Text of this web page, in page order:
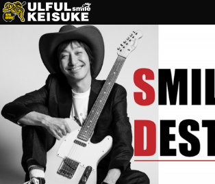
LIVE INFO
GUITAR
ITEM